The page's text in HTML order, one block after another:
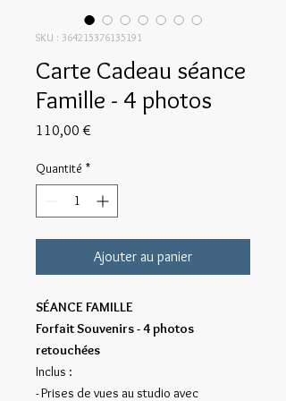
SKU : 364215376135191
Carte Cadeau séance
Famille - 4 photos
110,00 €
Quantité *
Ajouter au panier
SÉANCE FAMILLE
Forfait Souvenirs - 4 photos
retouchées
Inclus :
- Prises de vues au studio avec